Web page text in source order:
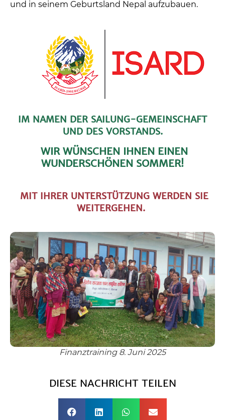
und in seinem Geburtsland Nepal aufzubauen.
IM NAMEN DER SAILUNG-GEMEINSCHAFT
UND DES VORSTANDS.
WIR WÜNSCHEN IHNEN EINEN
WUNDERSCHÖNEN SOMMER!
MIT IHRER UNTERSTÜTZUNG WERDEN SIE
WEITERGEHEN.
Finanztraining 8. Juni 2025
DIESE NACHRICHT TEILEN